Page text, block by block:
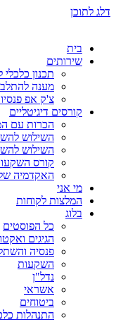
דלג לתוכן
בית
שירותים
תכנון
מענה
צ'ק אפ
קורסים דיגיטליים
הכרות עם
השילוש
השילוש
קורס
האקדמיה של
מי אני
המלצות לקוחות
בלוג
כל הפוסטים
הגיגים
פנסיה
השקעות
נדל"ן
אשראי
ביטוחים
התנהלות